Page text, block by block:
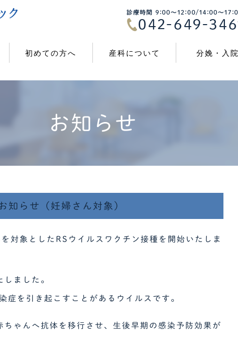
初めての方へ 産科について 分娩・入院
お知らせ
知らせ（妊婦さん対象）
対象としたRSウイルスワクチン接種を開始いたしま
しました。
症を引き起こすことがあるウイルスです。
ゃんへ抗体を移行させ、生後早期の感染予防効果が